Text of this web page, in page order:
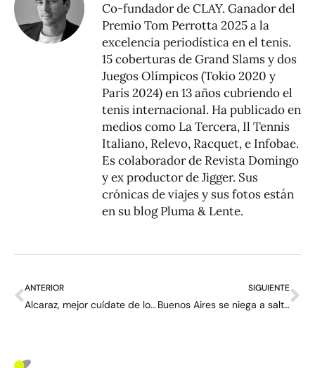
Co-fundador de CLAY. Ganador del
Premio Tom Perrotta 2025 a la
excelencia periodística en el tenis.
15 coberturas de Grand Slams y dos
Juegos Olímpicos (Tokio 2020 y
París 2024) en 13 años cubriendo el
tenis internacional. Ha publicado en
medios como La Tercera, Il Tennis
Italiano, Relevo, Racquet, e Infobae.
Es colaborador de Revista Domingo
y ex productor de Jigger. Sus
crónicas de viajes y sus fotos están
en su blogPluma & Lente.
ANTERIOR
Alcaraz, mejor cuídate de los peligros de la noche
SIGUIENTE
Buenos Aires se niega a saltar al cemento: “La tierra batida es muy importante para el tour”